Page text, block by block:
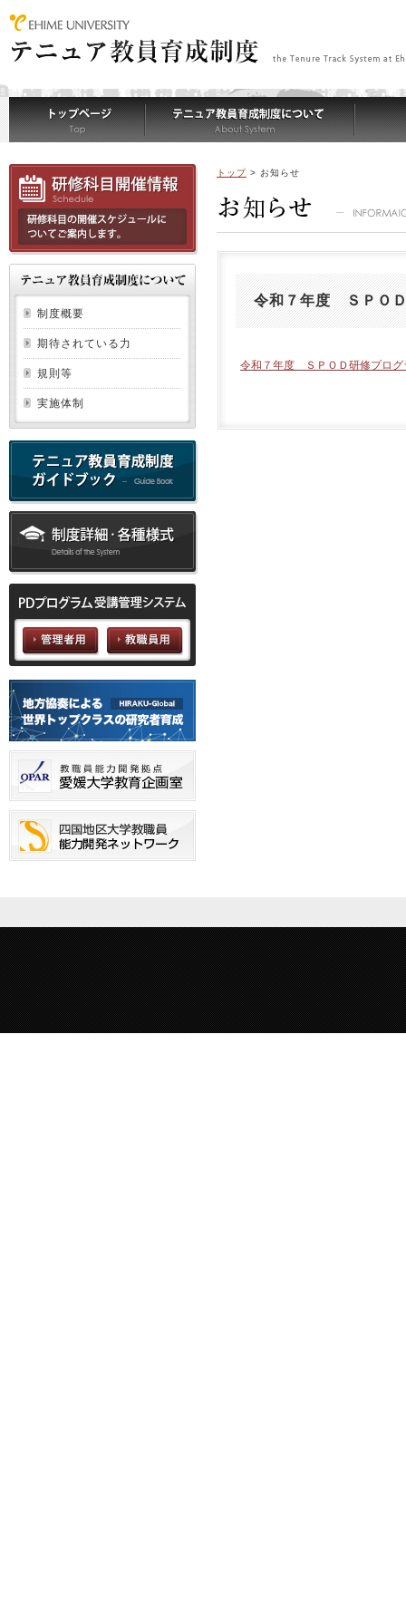
トップ > お知らせ
令和７年度 ＳＰＯ
令和７年度 ＳＰＯＤ研修プログ
制度概要
期待されている力
規則等
実施体制